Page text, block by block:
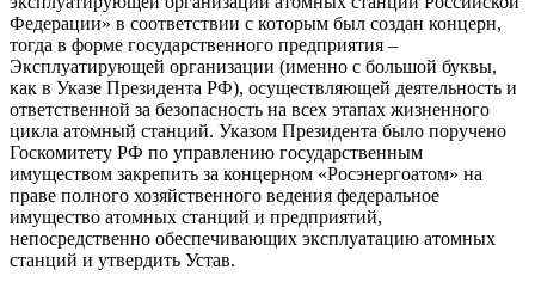
Федерации» в соответствии с которым был создан концерн,
тогда в форме государственного предприятия –
Эксплуатирующей организации (именно с большой буквы,
как в Указе Президента РФ), осуществляющей деятельность и
ответственной за безопасность на всех этапах жизненного
цикла атомный станций. Указом Президента было поручено
Госкомитету РФ по управлению государственным
имуществом закрепить за концерном «Росэнергоатом» на
праве полного хозяйственного ведения федеральное
имущество атомных станций и предприятий,
непосредственно обеспечивающих эксплуатацию атомных
станций и утвердить Устав.